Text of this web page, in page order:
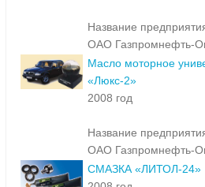
Название
ОАО Газпромнефть-
Масло моторное
«Люкс-2»
2008 год
Название
ОАО Газпромнефть-
СМАЗКА «ЛИТОЛ-24»